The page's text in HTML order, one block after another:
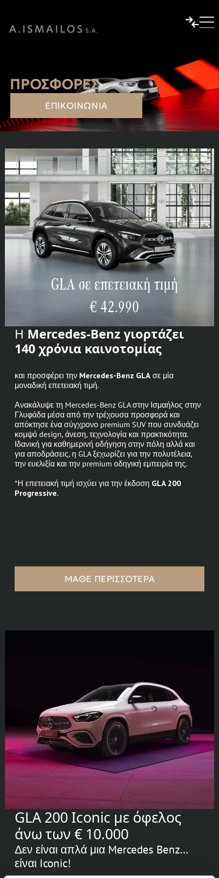
ΠΡΟΣΦΟΡΈΣ
ΕΠΙΚΟΙΝΩΝΊΑ
Η Mercedes-Benz γιορτάζει
140 χρόνια καινοτομίας
και προσφέρει την Mercedes-Benz GLA σε μία
μοναδική επετειακή τιμή.
Ανακάλυψε τη Mercedes-Benz GLA στην Ισμαήλος στην
Γλυφάδα μέσα από την τρέχουσα προσφορά και
απόκτησε ένα σύγχρονο premium SUV που συνδυάζει
κομψό design, άνεση, τεχνολογία και πρακτικότητα.
Ιδανική για καθημερινή οδήγηση στην πόλη αλλά και
για αποδράσεις, η GLA ξεχωρίζει για την πολυτέλεια,
την ευελιξία και την premium οδηγική εμπειρία της.
*Η επετειακή τιμή ισχύει για την έκδοση GLA 200
Progressive.
ΜΑΘΕ ΠΕΡΙΣΣΟΤΕΡΑ
GLA 200 Iconic με όφελος
άνω των € 10.000
Δεν είναι απλά μια Mercedes Benz…
είναι Iconic!